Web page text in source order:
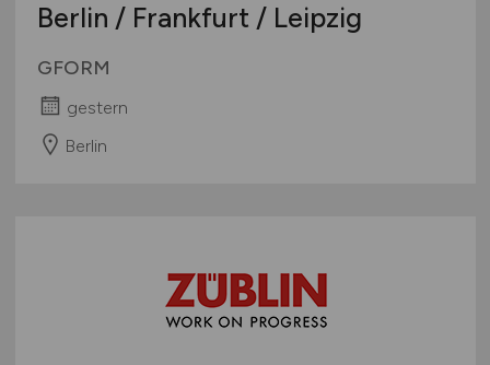
Berlin / Frankfurt / Leipzig
GFORM
gestern
Berlin